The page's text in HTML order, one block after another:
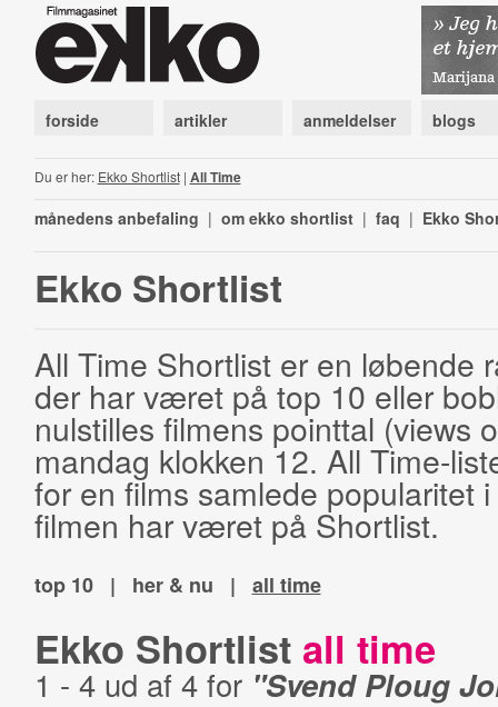
forside artikler anmeldelser blogs
Du er her: Ekko Shortlist| All Time
månedens anbefaling | om ekko shortlist | faq | Ekko
Ekko Shortlist
All Time Shortlist er en løbende
der har været på top 10 eller
nulstilles filmens pointtal (views
mandag klokken 12. All Time-
for en films samlede popularitet
filmen har været på Shortlist.
top 10 | her & nu | all time
Ekko Shortlist all time
1 - 4 ud af 4 for "Svend Ploug